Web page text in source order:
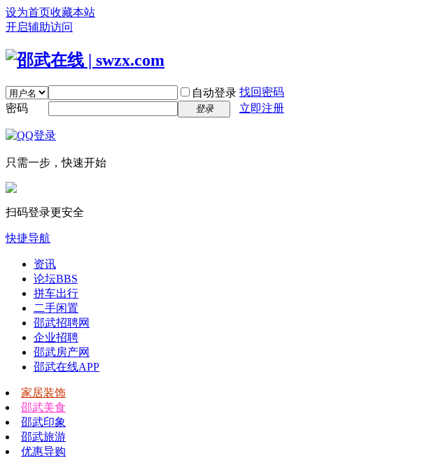
设为首页收藏本站
开启辅助访问
自动登录 找回密码
密码
登录 立即注册
只需一步，快速开始
扫码登录更安全
快捷导航
资讯
论坛BBS
拼车出行
二手闲置
邵武招聘网
企业招聘
邵武房产网
邵武在线APP
家居装饰
邵武美食
邵武印象
邵武旅游
优惠导购